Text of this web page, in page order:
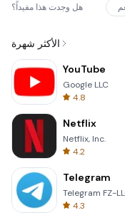
هل وجدت هذا مفيداً؟
الأكثر شهرة
YouTube
Google LLC
4.8
Netflix
Netflix, Inc.
4.2
Telegram
Telegram FZ-
4.3